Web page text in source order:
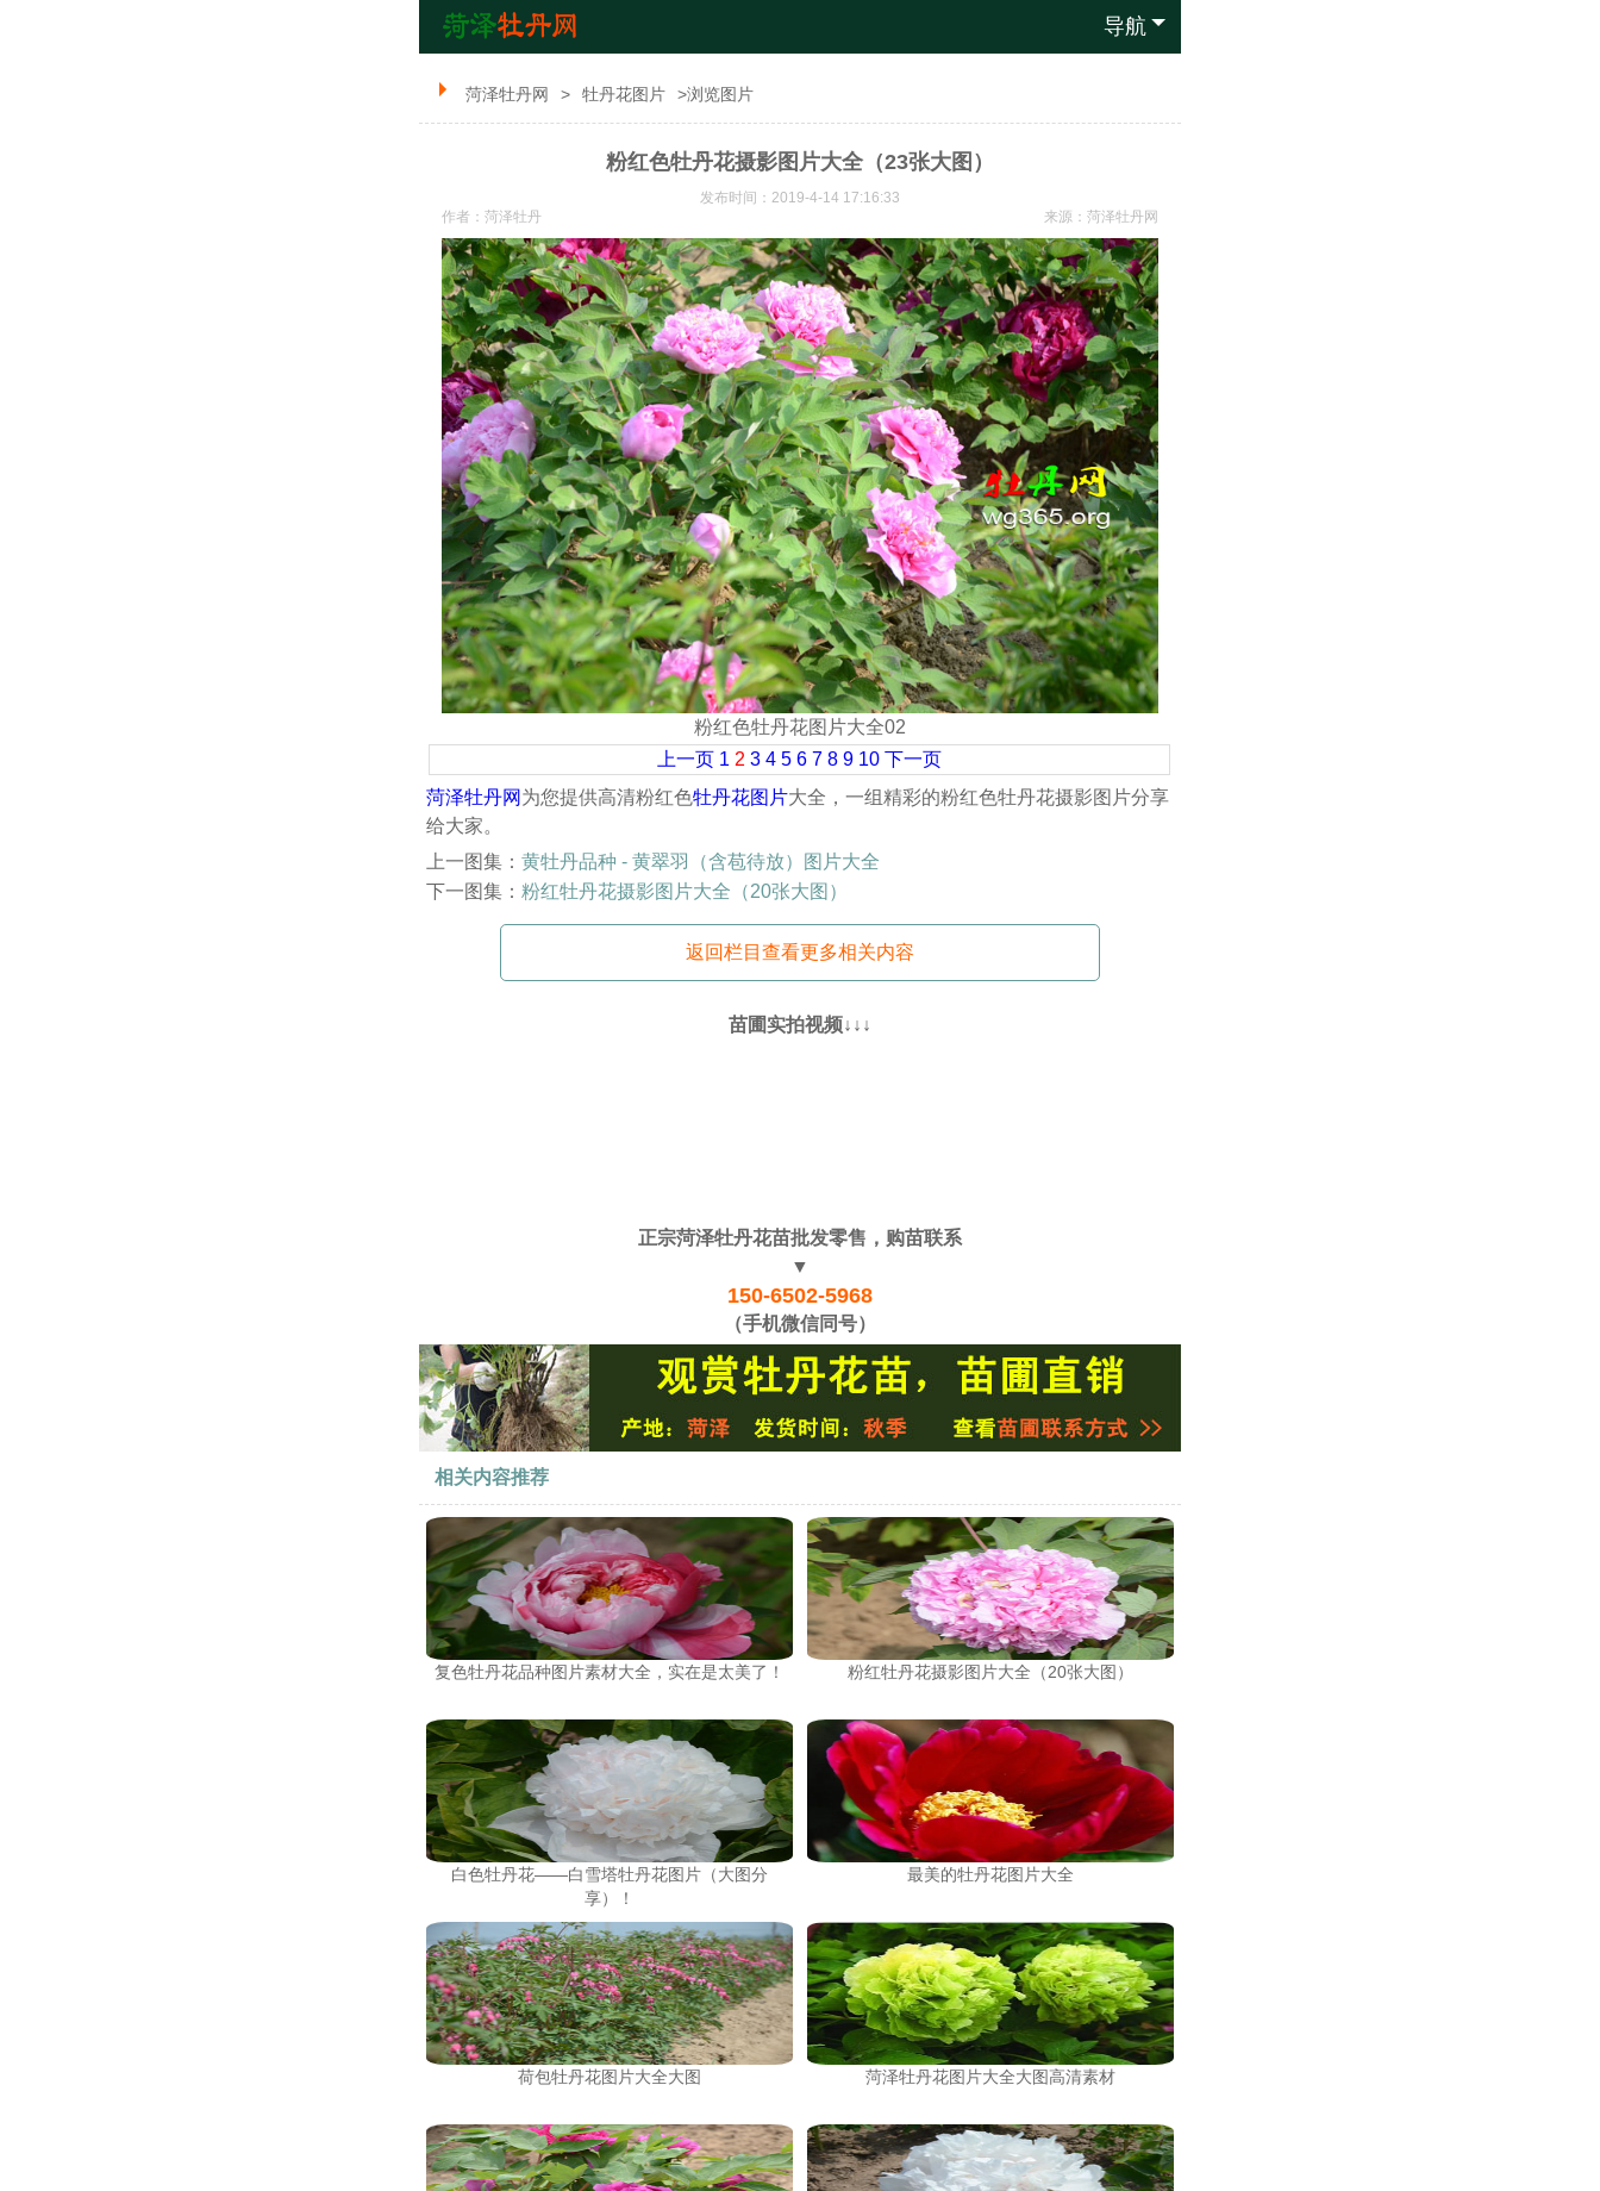
导航
菏泽牡丹网 > 牡丹花图片 >浏览图片
粉红色牡丹花摄影图片大全（23张大图）
发布时间：2019-4-14 17:16:33
来源：菏泽牡丹网
作者：菏泽牡丹
粉红色牡丹花图片大全02
上一页 1 2 3 4 5 6 7 8 9 10 下一页
菏泽牡丹网 为您提供高清粉红色牡丹花图片大全，一组精彩的粉红色牡丹花摄影图片分享
给大家。
上一图集：黄牡丹品种 - 黄翠羽（含苞待放）图片大全
下一图集：粉红牡丹花摄影图片大全（20张大图）
返回栏目查看更多相关内容
苗圃实拍视频↓↓↓
正宗菏泽牡丹花苗批发零售，购苗联系
▼
150-6502-5968
（手机微信同号）
相关内容推荐
复色牡丹花品种图片素材大全，实在是太美了！ 粉红牡丹花摄影图片大全（20张大图）
白色牡丹花——白雪塔牡丹花图片（大图分
享）！
最美的牡丹花图片大全
荷包牡丹花图片大全大图 菏泽牡丹花图片大全大图高清素材